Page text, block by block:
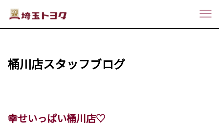
桶川店スタッフブログ
幸せいっぱい桶川店♡